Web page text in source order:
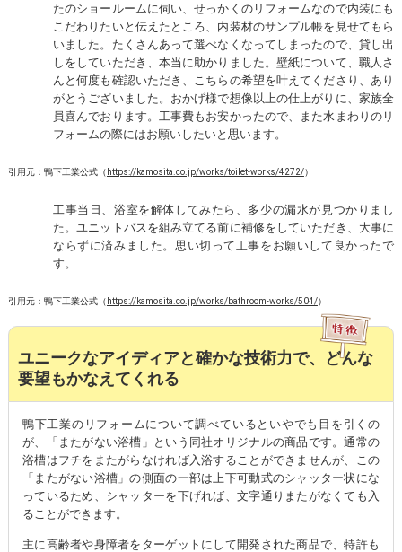
たのショールームに伺い、せっかくのリフォームなので内装にも
こだわりたいと伝えたところ、内装材のサンプル帳を見せてもら
いました。たくさんあって選べなくなってしまったので、貸し出
しをしていただき、本当に助かりました。壁紙について、職人さ
んと何度も確認いただき、こちらの希望を叶えてくださり、あり
がとうございました。おかげ様で想像以上の仕上がりに、家族全
員喜んでおります。工事費もお安かったので、また水まわりのリ
フォームの際にはお願いしたいと思います。
引用元：鴨下工業公式（ https://kamosita.co.jp/works/toilet-works/4272/）
工事当日、浴室を解体してみたら、多少の漏水が見つかりまし
た。ユニットバスを組み立てる前に補修をしていただき、大事に
ならずに済みました。思い切って工事をお願いして良かったで
す。
引用元：鴨下工業公式（ https://kamosita.co.jp/works/bathroom-works/504/）
ユニークなアイディアと確かな技術力で、どんな
要望もかなえてくれる
鴨下工業のリフォームについて調べているといやでも目を引くの
が、「またがない浴槽」という同社オリジナルの商品です。通常の
浴槽はフチをまたがらなければ入浴することができませんが、この
「またがない浴槽」の側面の一部は上下可動式のシャッター状にな
っているため、シャッターを下げれば、文字通りまたがなくても入
ることができます。
主に高齢者や身障者をターゲットにして開発された商品で、特許も